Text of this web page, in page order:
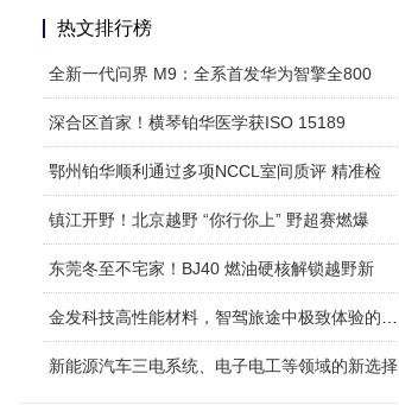
热文排行榜
全新一代问界 M9：全系首发华为智擎全800
深合区首家！横琴铂华医学获ISO 15189
鄂州铂华顺利通过多项NCCL室间质评 精准检
镇江开野！北京越野 “你行你上” 野超赛燃爆
东莞冬至不宅家！BJ40 燃油硬核解锁越野新
新能源汽车三电系统、电子电工等领域的新选择